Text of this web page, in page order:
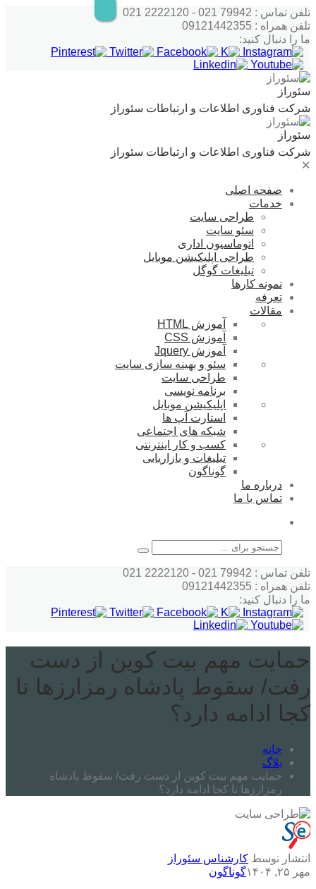
پرش
به
محتوا
تلفن تماس : 79942 021 - 2222120 021
تلفن همراه : 09121442355
ما را دنبال کنید:
سئوراز
شرکت فناوری اطلاعات و ارتباطات سئوراز
سئوراز
شرکت فناوری اطلاعات و ارتباطات سئوراز
✕
صفحه اصلی
خدمات
طراحی سایت
سئو سایت
اتوماسیون اداری
طراحی اپلیکیشن موبایل
تبلیغات گوگل
نمونه کارها
تعرفه
مقالات
آموزش HTML
آموزش CSS
آموزش Jquery
سئو و بهینه سازی سایت
طراحی سایت
برنامه نویسی
اپلیکیشن موبایل
استارت آپ ها
شبکه های اجتماعی
کسب و کار اینترنتی
تبلیغات و بازاریابی
گوناگون
درباره ما
تماس با ما
جستجو
تلفن تماس : 79942 021 - 2222120 021
تلفن همراه : 09121442355
ما را دنبال کنید:
حمایت مهم بیت کوین از دست
رفت/ سقوط پادشاه رمزارزها تا
کجا ادامه دارد؟
خانه
بلاگ
حمایت مهم بیت کوین از دست رفت/ سقوط پادشاه
رمزارزها تا کجا ادامه دارد؟
انتشار توسط کارشناس سئوراز
مهر ۲۵, ۱۴۰۴
گوناگون